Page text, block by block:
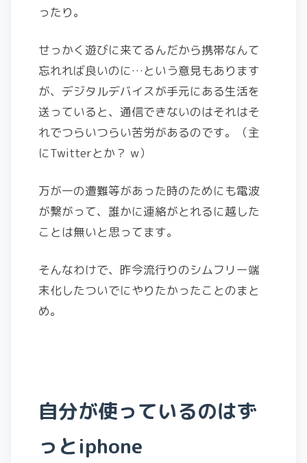
ったり。
せっかく遊びに来てるんだから携帯なんて
忘れれば良いのに…という意見もあります
が、デジタルデバイスが手元にある生活を
送っていると、通信できないのはそれはそ
れでつらいつらい苦労があるのです。（主
にTwitterとか？ w）
万が一の遭難等があった時のためにも電波
が繋がって、誰かに連絡がとれるに越した
ことは無いと思ってます。
そんなわけで、昨今流行りのシムフリー端
末化したついでにやりたかったことのまと
め。
自分が使っているのはず
っとiphone